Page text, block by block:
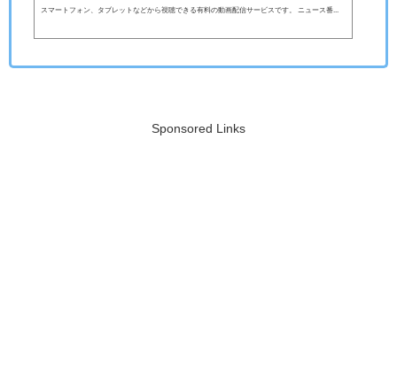
スマートフォン、タブレットなどから視聴できる有料の動画配信サービスです。 ニュース番...
Sponsored Links